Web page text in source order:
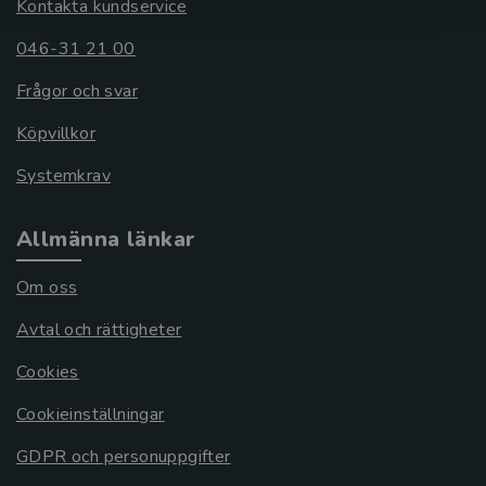
Kontakta kundservice
046-31 21 00
Frågor och svar
Köpvillkor
Systemkrav
Allmänna länkar
Om oss
Avtal och rättigheter
Cookies
Cookieinställningar
GDPR och personuppgifter